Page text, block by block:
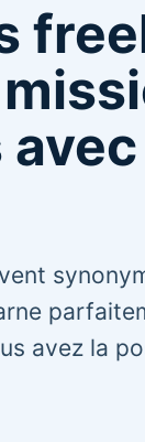
avez la